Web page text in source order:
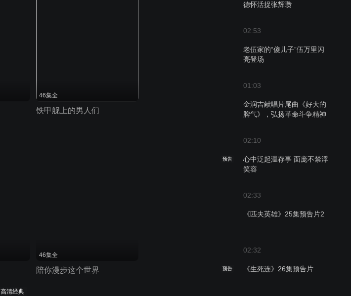
德怀活捉张辉瓒
02:53
老伍家的“傻儿子”伍万里闪
亮登场
01:03
金润吉献唱片尾曲《好大的
脾气》，弘扬革命斗争精神
02:10
预告
心中泛起温存事 面庞不禁浮
笑容
02:33
《匹夫英雄》25集预告片2
02:32
预告 《生死连》26集预告片
46集全
铁甲舰上的男人们
46集全
陪你漫步这个世界
高清经典